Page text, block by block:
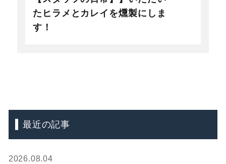
たヒラメとカレイを燻製にしま
す！
最近の記事
2026.08.04